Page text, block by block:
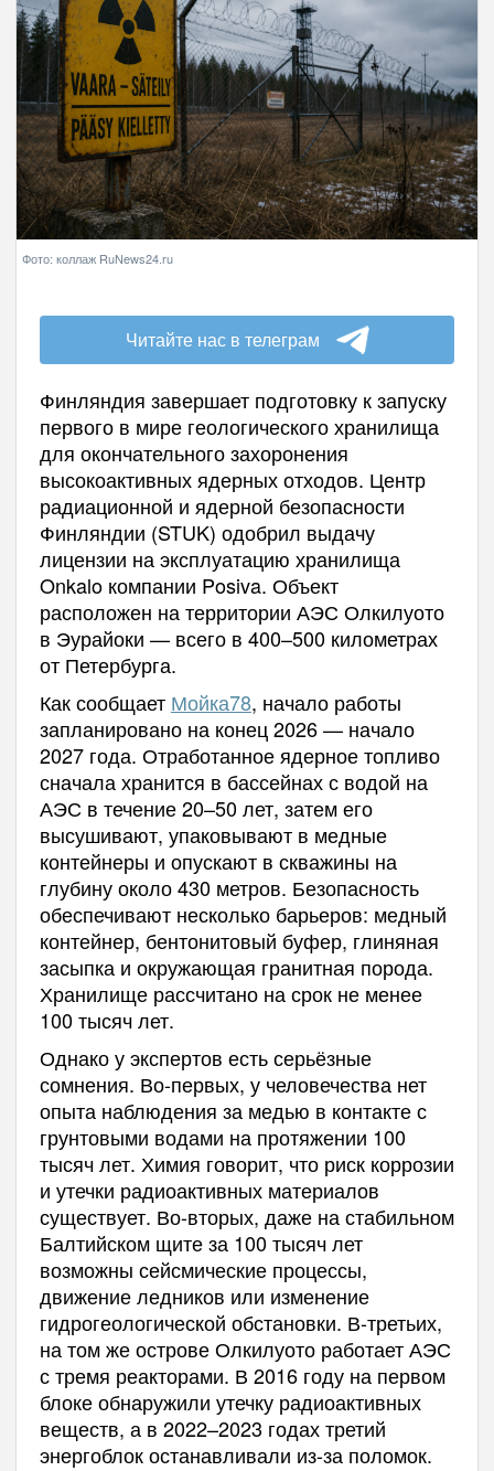
Фото: коллаж RuNews24.ru
Читайте нас в телеграм
Финляндия завершает подготовку к запуску
первого в мире геологического хранилища
для окончательного захоронения
высокоактивных ядерных отходов. Центр
радиационной и ядерной безопасности
Финляндии (STUK) одобрил выдачу
лицензии на эксплуатацию хранилища
Onkalo компании Posiva. Объект
расположен на территории АЭС Олкилуото
в Эурайоки — всего в 400–500 километрах
от Петербурга.
Как сообщает Мойка78, начало работы
запланировано на конец 2026 — начало
2027 года. Отработанное ядерное топливо
сначала хранится в бассейнах с водой на
АЭС в течение 20–50 лет, затем его
высушивают, упаковывают в медные
контейнеры и опускают в скважины на
глубину около 430 метров. Безопасность
обеспечивают несколько барьеров: медный
контейнер, бентонитовый буфер, глиняная
засыпка и окружающая гранитная порода.
Хранилище рассчитано на срок не менее
100 тысяч лет.
Однако у экспертов есть серьёзные
сомнения. Во-первых, у человечества нет
опыта наблюдения за медью в контакте с
грунтовыми водами на протяжении 100
тысяч лет. Химия говорит, что риск коррозии
и утечки радиоактивных материалов
существует. Во-вторых, даже на стабильном
Балтийском щите за 100 тысяч лет
возможны сейсмические процессы,
движение ледников или изменение
гидрогеологической обстановки. В-третьих,
на том же острове Олкилуото работает АЭС
с тремя реакторами. В 2016 году на первом
блоке обнаружили утечку радиоактивных
веществ, а в 2022–2023 годах третий
энергоблок останавливали из-за поломок.